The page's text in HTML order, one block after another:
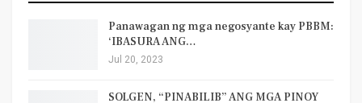
Panawagan ng mga negosyante kay PBBM:
‘IBASURA ANG…
Jul 20, 2023
SOLGEN, “PINABILIB” ANG MGA PINOY